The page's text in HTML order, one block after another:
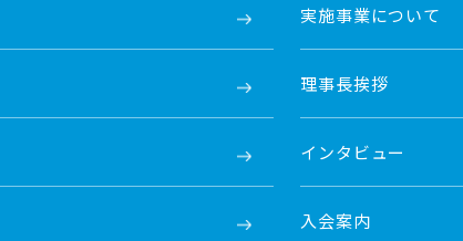
実施事業について
理事長挨拶
インタビュー
入会案内